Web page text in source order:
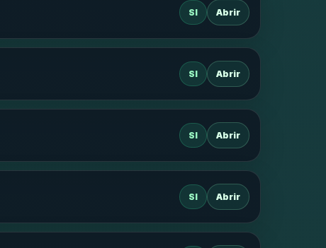
SI Abrir
SI Abrir
SI Abrir
SI Abrir